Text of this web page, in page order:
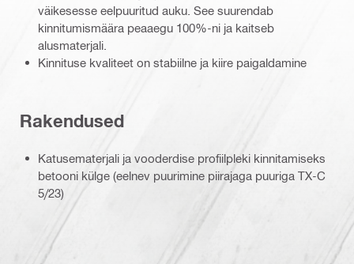
väikesesse eelpuuritud auku. See suurendab
kinnitumismäära peaaegu 100%-ni ja kaitseb
alusmaterjali.
Kinnituse kvaliteet on stabiilne ja kiire paigaldamine
Rakendused
Katusematerjali ja vooderdise profiilpleki kinnitamiseks
betooni külge (eelnev puurimine piirajaga puuriga TX-C
5/23)